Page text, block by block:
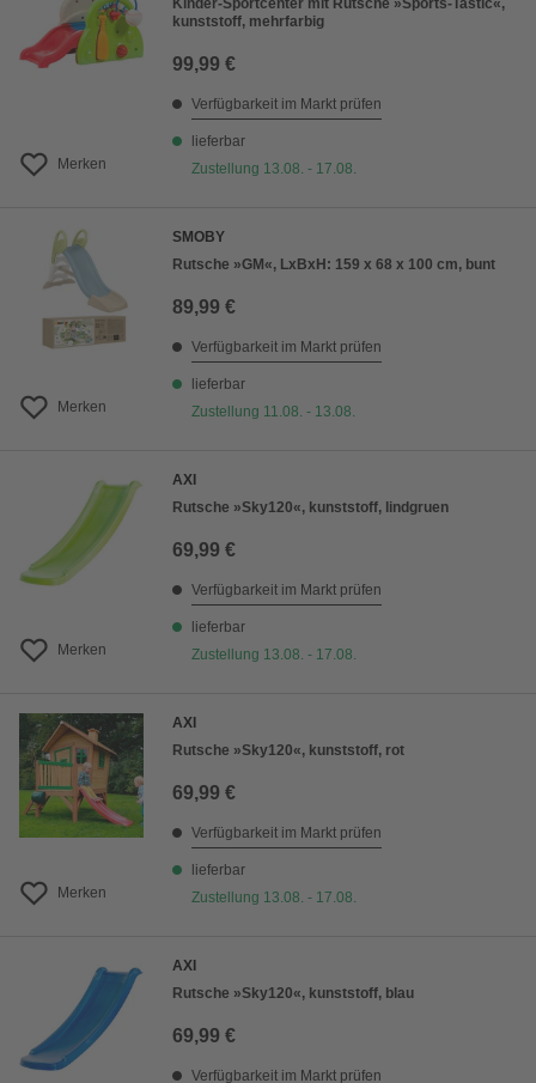
Merken
Kinder-Sportcenter mit Rutsche »Sports-Tastic«,
kunststoff, mehrfarbig
99,99 €
Verfügbarkeit im Markt prüfen
lieferbar
Zustellung 13.08. - 17.08.
Merken
SMOBY
Rutsche »GM«, LxBxH: 159 x 68 x 100 cm, bunt
89,99 €
Verfügbarkeit im Markt prüfen
lieferbar
Zustellung 11.08. - 13.08.
Merken
AXI
Rutsche »Sky120«, kunststoff, lindgruen
69,99 €
Verfügbarkeit im Markt prüfen
lieferbar
Zustellung 13.08. - 17.08.
Merken
AXI
Rutsche »Sky120«, kunststoff, rot
69,99 €
Verfügbarkeit im Markt prüfen
lieferbar
Zustellung 13.08. - 17.08.
AXI
Rutsche »Sky120«, kunststoff, blau
69,99 €
Verfügbarkeit im Markt prüfen